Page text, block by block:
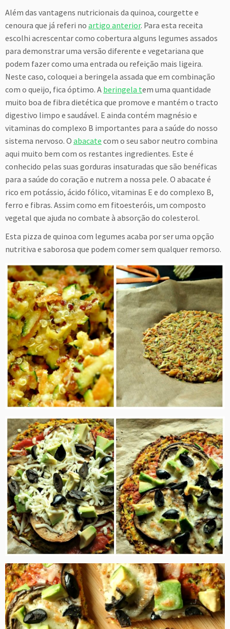
Além das vantagens nutricionais da quinoa, courgette e
cenoura que já referi no artigo anterior. Para esta receita
escolhi acrescentar como cobertura alguns legumes assados
para demonstrar uma versão diferente e vegetariana que
podem fazer como uma entrada ou refeição mais ligeira.
Neste caso, coloquei a beringela assada que em combinação
com o queijo, fica óptimo. A beringela tem uma quantidade
muito boa de fibra dietética que promove e mantém o tracto
digestivo limpo e saudável. E ainda contém magnésio e
vitaminas do complexo B importantes para a saúde do nosso
sistema nervoso. O abacate com o seu sabor neutro combina
aqui muito bem com os restantes ingredientes. Este é
conhecido pelas suas gorduras insaturadas que são benéficas
para a saúde do coração e nutrem a nossa pele. O abacate é
rico em potássio, ácido fólico, vitaminas E e do complexo B,
ferro e fibras. Assim como em fitoesteróis, um composto
vegetal que ajuda no combate à absorção do colesterol.
Esta pizza de quinoa com legumes acaba por ser uma opção
nutritiva e saborosa que podem comer sem qualquer remorso.